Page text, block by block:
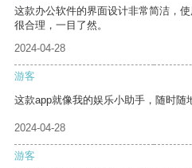
这款办公软件的界面设计非常简洁，
很合理，一目了然。
2024-04-28
游客
这款app就像我的娱乐小助手，随时随
2024-04-28
游客